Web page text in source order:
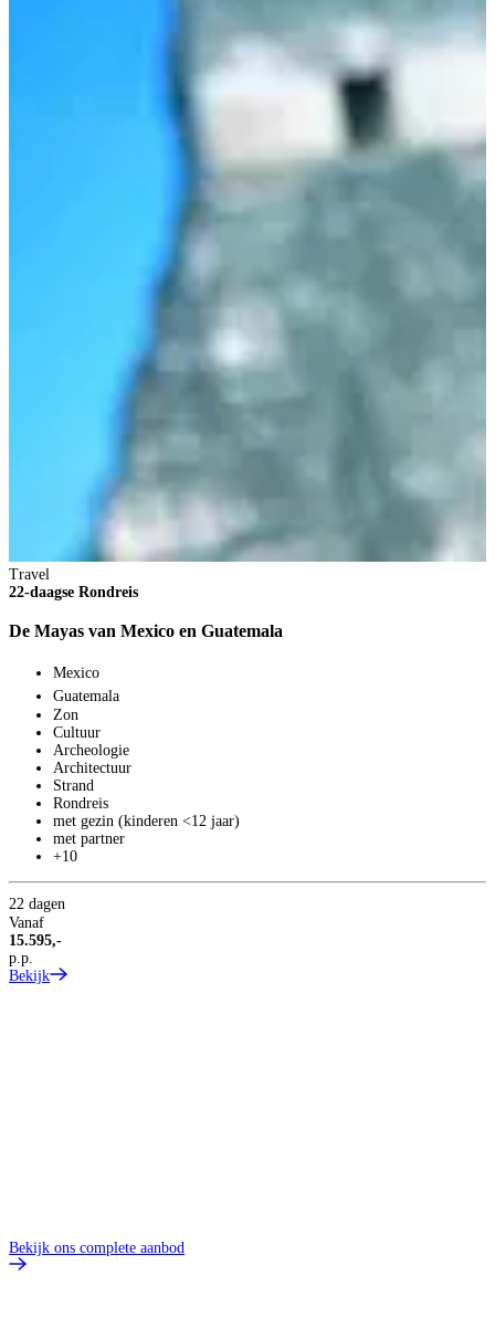
Travel
22-daagse Rondreis
De Mayas van Mexico en Guatemala
Mexico
Guatemala
Zon
Cultuur
Archeologie
Architectuur
Strand
Rondreis
met gezin (kinderen <12 jaar)
met partner
+10
22 dagen
Vanaf
15.595,-
p.p.
Bekijk
Bekijk ons complete aanbod